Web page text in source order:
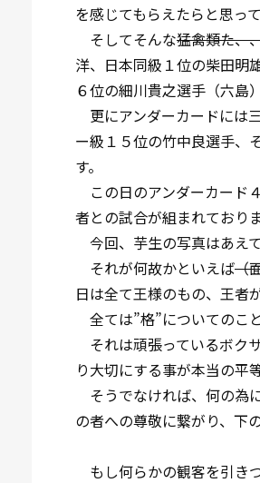
を感じてもらえたらと思っ
そしてそんな猛禽類た、
洋、日本同級１位の柴田明
６位の細川貴之選手（六島
更にアンダーカードには
ー級１５位の竹中良選手、
す。
この日のアンダーカード
者との試合が組まれておりま
今回、芋生の写真はあえ
それが何故かといえば（
日は全て王様のもの、王者
全ては”格”についてのこと
それは頑張っているボク
り大切にする事が本当の平
そうでなければ、何の為
の者への尊敬に繋がり、下
もし何らかの観客を引き